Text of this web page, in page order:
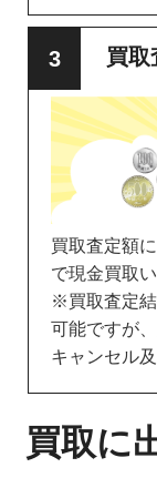
買
買取査定額
で現金買取
※買取査定
可能ですが
キャンセル
買取に